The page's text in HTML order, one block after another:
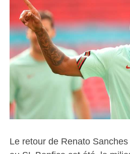
Le retour de Renato